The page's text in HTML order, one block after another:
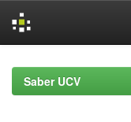
navigationSaber UCV